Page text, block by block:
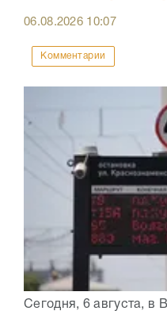
06.08.2026 10:07
Комментарии
Сегодня, 6 августа, в